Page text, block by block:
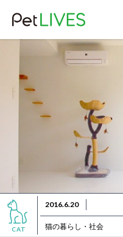
CAT
2016.6.20
猫の暮らし・社会